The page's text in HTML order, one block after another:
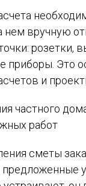
нем вручную
розетки,
приборы. Это
и
частного
работ
сметы